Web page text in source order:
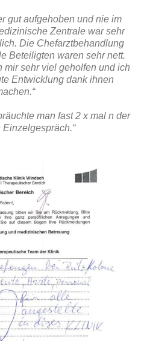
gut aufgehoben und nie im
Zentrale war sehr
Die Chefarztbehandlung
Beteiligten waren sehr nett.
mir sehr viel geholfen und ich
Entwicklung dank ihnen
man fast 2 x mal n der
Einzelgespräch.“